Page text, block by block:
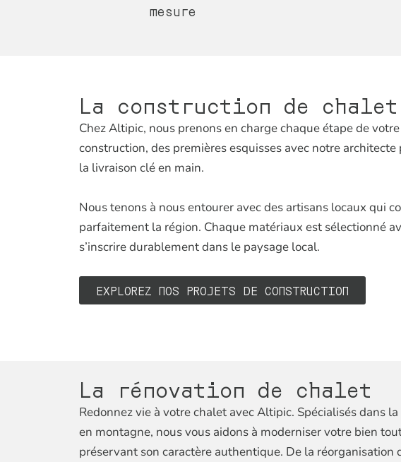
mesure
La construction de chalet
Chez Altipic, nous prenons en charge chaque étape de
construction, des premières esquisses avec notre architecte
la livraison clé en main.
Nous tenons à nous entourer avec des artisans locaux qui
parfaitement la région. Chaque matériaux est sélectionné
s’inscrire durablement dans le paysage local.
EXPLOREZ NOS PROJETS DE CONSTRUCTION
La rénovation de chalet
Redonnez vie à votre chalet avec Altipic. Spécialisés dans
en montagne, nous vous aidons à moderniser votre bien
préservant son caractère authentique. De la réorganisation